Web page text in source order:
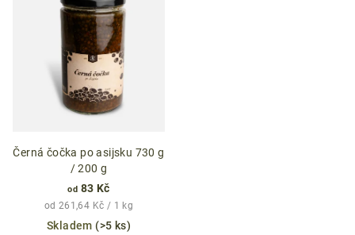
Černá čočka po asijsku 730 g
/ 200 g
od 83 Kč
Měrná
cena:
od 261,64 Kč / 1 kg
Skladem (>5 ks)